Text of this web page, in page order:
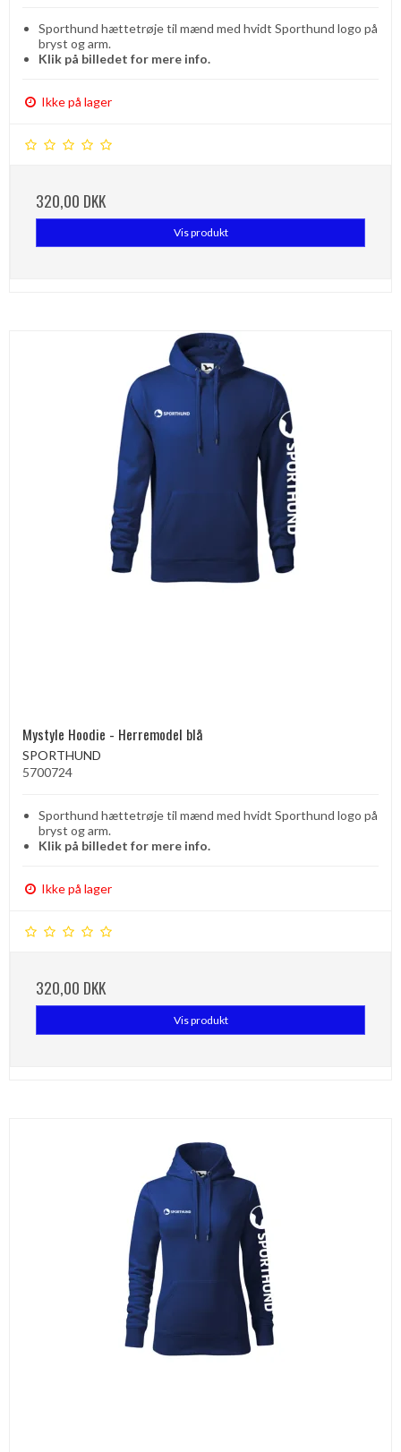
Sporthund hættetrøje til mænd med hvidt Sporthund logo på
bryst og arm.
Klik på billedet for mere info.
Ikke på lager
320,00 DKK
Vis produkt
Mystyle Hoodie - Herremodel blå
SPORTHUND
5700724
Sporthund hættetrøje til mænd med hvidt Sporthund logo på
bryst og arm.
Klik på billedet for mere info.
Ikke på lager
320,00 DKK
Vis produkt